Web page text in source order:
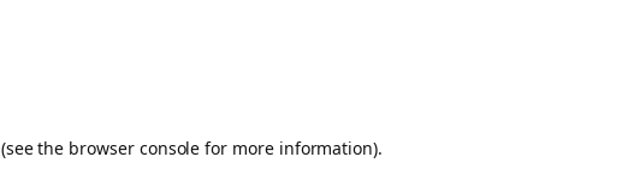
(see the browser console for more information).